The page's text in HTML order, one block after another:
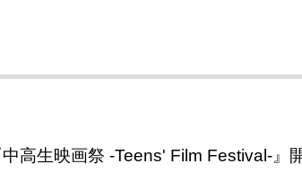
高生映画祭 ‐Teens' Film Festival‐』